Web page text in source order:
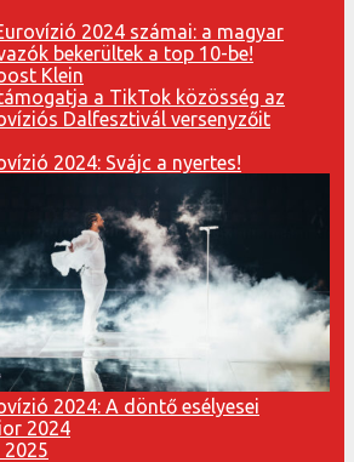
2024 számai: a magyar
bekerültek a top 10-be!
a TikTok közösség az
Dalfesztivál versenyzőit
2024: Svájc a nyertes!
2024: A döntő esélyesei
2024